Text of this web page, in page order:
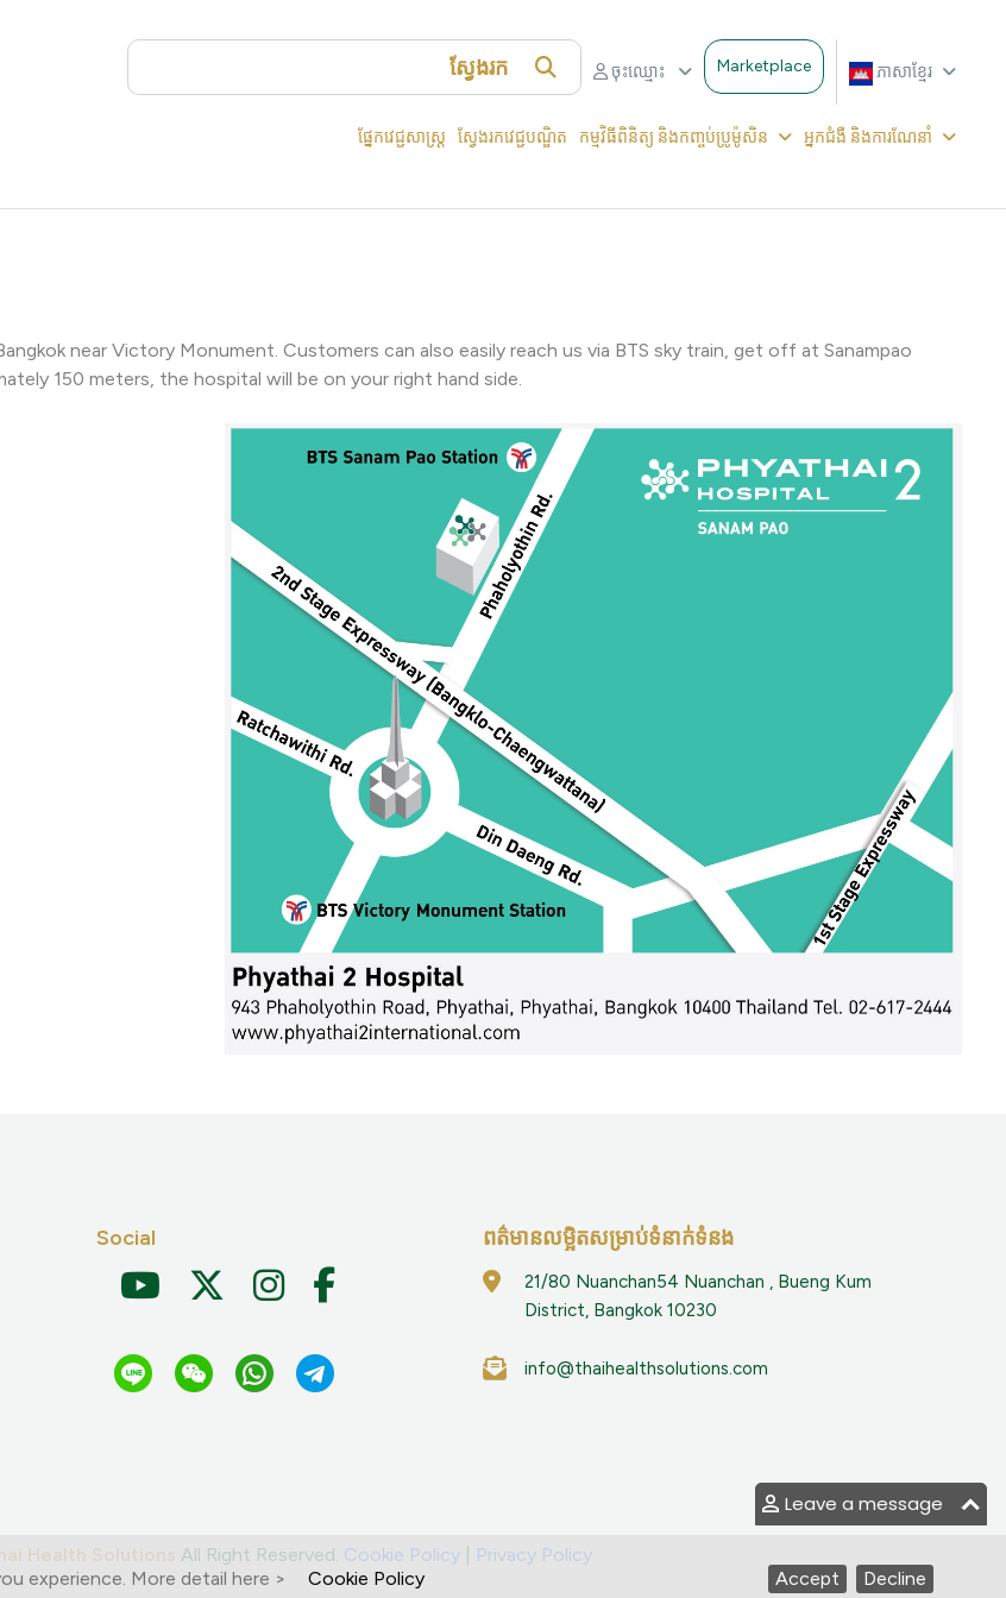
Leave a message
experience. More detail here > Cookie Policy Accept Decline
ភាសាខ្មែរ
Marketplace
ចុះឈ្មោះ
ស្វែងរក
ផ្នែកវេជ្ជសាស្ត្រ ស្វែងរកវេជ្ជបណ្ឌិត កម្មវិធីពិនិត្យ និងកញ្ចប់ប្រូម៉ូសិន អ្នកជំងឺ និងការណែនាំ
near Victory Monument. Customers can also easily reach us via BTS sky train, get off at Sanampao
150 meters, the hospital will be on your right hand side.
Social ពត៌មានលម្អិតសម្រាប់ទំនាក់ទំនង
21/80 Nuanchan54 Nuanchan , Bueng Kum
District, Bangkok 10230
info@thaihealthsolutions.com
Health Solutions All Right Reserved. Cookie Policy Privacy Policy